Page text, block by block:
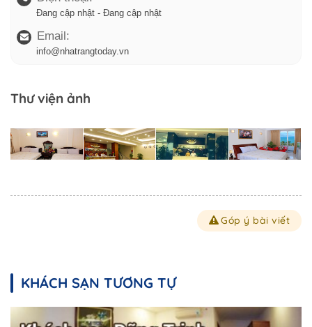
Đang cập nhật - Đang cập nhật
Email:
info@nhatrangtoday.vn
Thư viện ảnh
Góp ý bài viết
KHÁCH SẠN TƯƠNG TỰ